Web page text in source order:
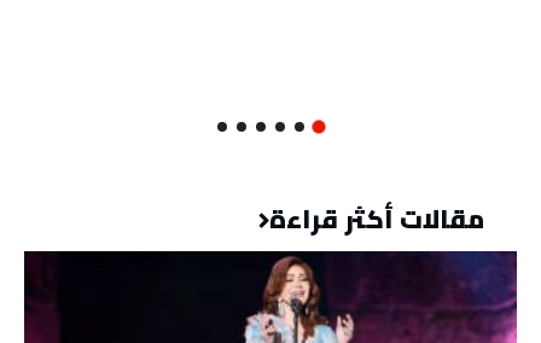
مقالات أكثر قراءة